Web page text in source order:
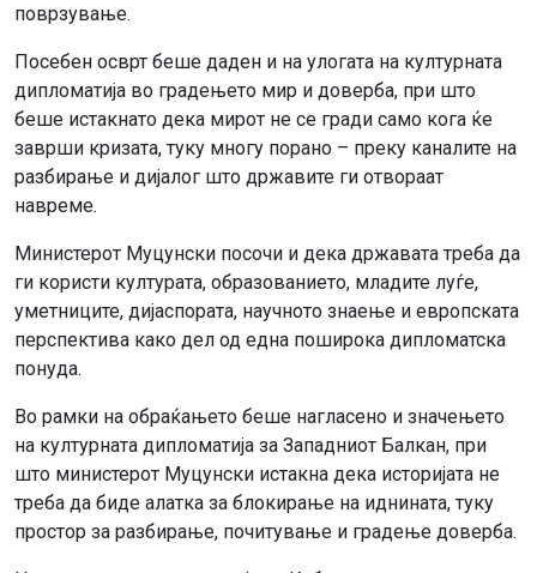
поврзување.
Посебен осврт беше даден и на улогата на културната
дипломатија во градењето мир и доверба, при што
беше истакнато дека мирот не се гради само кога ќе
заврши кризата, туку многу порано – преку каналите на
разбирање и дијалог што државите ги отвораат
навреме.
Министерот Муцунски посочи и дека државата треба да
ги користи културата, образованието, младите луѓе,
уметниците, дијаспората, научното знаење и европската
перспектива како дел од една поширока дипломатска
понуда.
Во рамки на обраќањето беше нагласено и значењето
на културната дипломатија за Западниот Балкан, при
што министерот Муцунски истакна дека историјата не
треба да биде алатка за блокирање на иднината, туку
простор за разбирање, почитување и градење доверба.